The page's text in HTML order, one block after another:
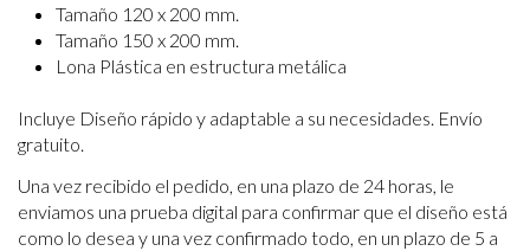
Tamaño 120 x 200 mm.
Tamaño 150 x 200 mm.
Lona Plástica en estructura metálica
Incluye Diseño rápido y adaptable a su necesidades. Envío
gratuito.
Una vez recibido el pedido, en una plazo de 24 horas, le
enviamos una prueba digital para confirmar que el diseño está
como lo desea y una vez confirmado todo, en un plazo de 5 a